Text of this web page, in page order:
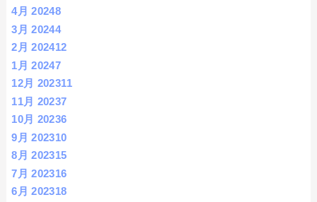
4月 20248
3月 20244
2月 202412
1月 20247
12月 202311
11月 20237
10月 20236
9月 202310
8月 202315
7月 202316
6月 202318